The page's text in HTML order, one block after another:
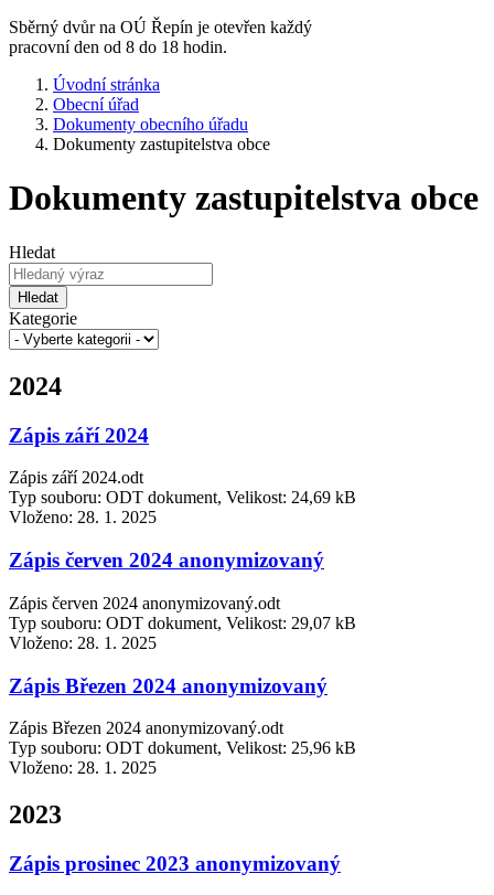
Sběrný dvůr na OÚ Řepín je otevřen každý
pracovní den od 8 do 18 hodin.
Úvodní stránka
Obecní úřad
Dokumenty obecního úřadu
Dokumenty zastupitelstva obce
Dokumenty zastupitelstva obce
Hledat
Hledat
Kategorie
2024
Zápis září 2024
Zápis září 2024.odt
Typ souboru: ODT dokument, Velikost: 24,69 kB
Vloženo: 28. 1. 2025
Zápis červen 2024 anonymizovaný
Zápis červen 2024 anonymizovaný.odt
Typ souboru: ODT dokument, Velikost: 29,07 kB
Vloženo: 28. 1. 2025
Zápis Březen 2024 anonymizovaný
Zápis Březen 2024 anonymizovaný.odt
Typ souboru: ODT dokument, Velikost: 25,96 kB
Vloženo: 28. 1. 2025
2023
Zápis prosinec 2023 anonymizovaný